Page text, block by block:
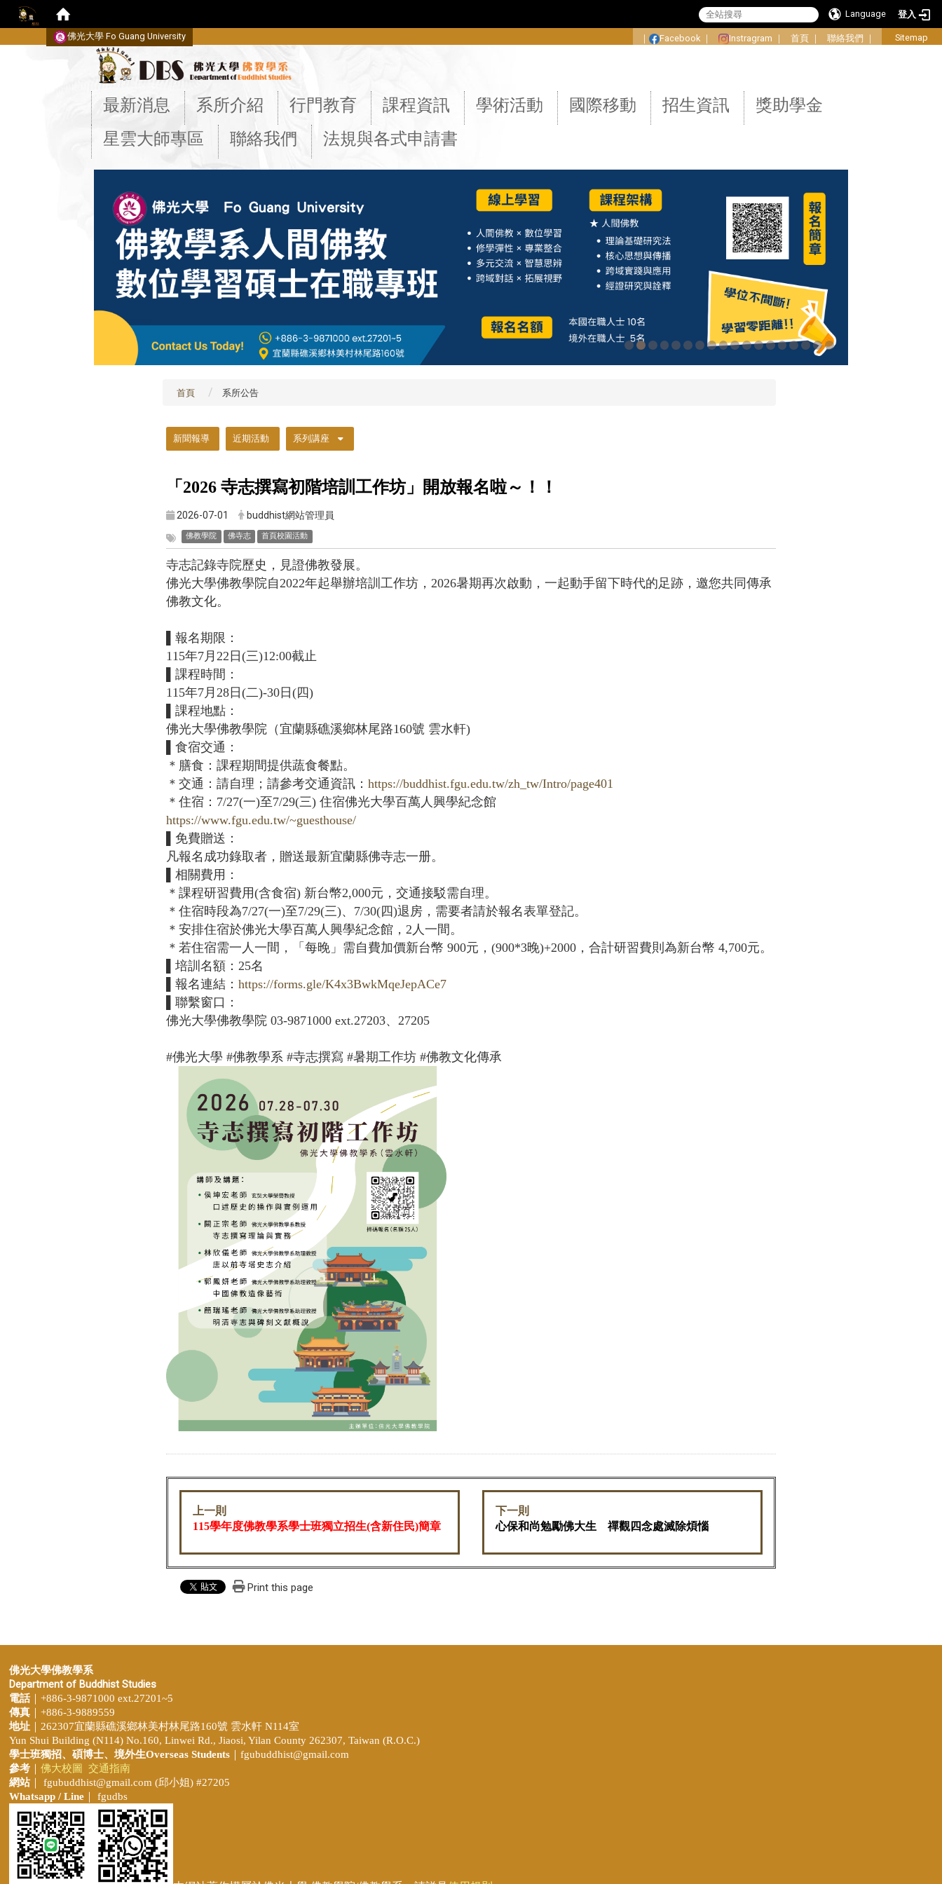
Language
登入
佛光大學 Fo Guang University ｜ Facebook ｜ Instragram ｜ 首頁 ｜ 聯絡我們 ｜ Sitemap
最新消息 系所介紹 行門教育 課程資訊 學術活動 國際移動 招生資訊
獎助學金
星雲大師專區
聯絡我們 法規與各式申請書
首頁 系所公告
新聞報導 近期活動 系列講座
「2026 寺志撰寫初階培訓工作坊」開放報名啦～！！
2026-07-01 buddhist網站管理員
佛教學院 佛寺志 首頁校園活動
寺志記錄寺院歷史，見證佛教發展。
佛光大學佛教學院自2022年起舉辦培訓工作坊，2026暑期再次啟動，一起動手留下時代的足跡，邀您共同傳承
佛教文化。
▌報名期限：
115年7月22日(三)12:00截止
▌課程時間：
115年7月28日(二)-30日(四)
▌課程地點：
佛光大學佛教學院（宜蘭縣礁溪鄉林尾路160號 雲水軒)
▌食宿交通：
＊膳食：課程期間提供蔬食餐點。
＊交通：請自理；請參考交通資訊： https://buddhist.fgu.edu.tw/zh_tw/Intro/page401
＊住宿：7/27(一)至7/29(三) 住宿佛光大學百萬人興學紀念館
https://www.fgu.edu.tw/~guesthouse/
▌免費贈送：
凡報名成功錄取者，贈送最新宜蘭縣佛寺志一册。
▌相關費用：
＊課程研習費用(含食宿) 新台幣2,000元，交通接駁需自理。
＊住宿時段為7/27(一)至7/29(三)、7/30(四)退房，需要者請於報名表單登記。
＊安排住宿於佛光大學百萬人興學紀念館，2人一間。
＊若住宿需一人一間，「每晚」需自費加價新台幣 900元，(900*3晚)+2000，合計研習費則為新台幣 4,700元。
▌培訓名額：25名
▌報名連結： https://forms.gle/K4x3BwkMqeJepACe7
▌聯繫窗口：
佛光大學佛教學院 03-9871000 ext.27203、27205
#佛光大學 #佛教學系 #寺志撰寫 #暑期工作坊 #佛教文化傳承
上一則
115學年度佛教學系學士班獨立招生(含新住民)簡章
下一則
心保和尚勉勵佛大生 禪觀四念處滅除煩惱
Print this page
佛光大學佛教學系
Department of Buddhist Studies
電話｜+886-3-9871000 ext.27201~5
傳真 ｜+886-3-9889559
地址 ｜262307宜蘭縣礁溪鄉林美村林尾路160號 雲水軒 N114室
Yun Shui Building (N114) No.160, Linwei Rd., Jiaosi, Yilan County 262307, Taiwan (R.O.C.)
學士班獨招、 碩博士、境外生Overseas Students
fgubuddhist@gmail.com
參考
佛大校圖
交通指南
網站｜ fgubuddhist@gmail.com (邱小姐) #27205
Whatsapp / Line ｜ fgudbs